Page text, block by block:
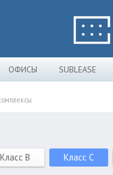
ОФИСЫ SUBLEASE
Класс B Класс C